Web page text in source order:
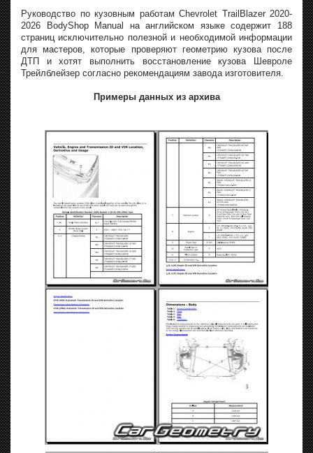
Руководство по кузовным работам Chevrolet TrailBlazer 2020-
2026 BodyShop Manual на английском языке содержит 188
страниц исключительно полезной и необходимой информации
для мастеров, которые проверяют геометрию кузова после
ДТП и хотят выполнить восстановление кузова Шевроле
Трейлблейзер согласно рекомендациям завода изготовителя.
Примеры данных из архива